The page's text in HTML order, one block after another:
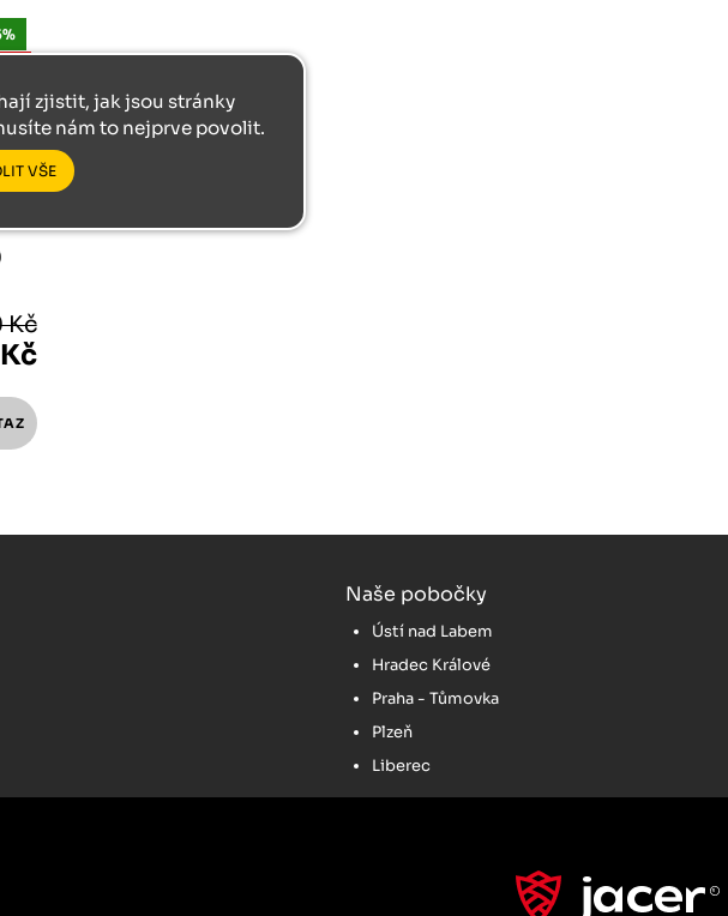
Kč
Naše pobočky
Ústí nad Labem
Hradec Králové
Praha - Tůmovka
Plzeň
Liberec
zjistit, jak jsou stránky
nám to nejprve povolit.